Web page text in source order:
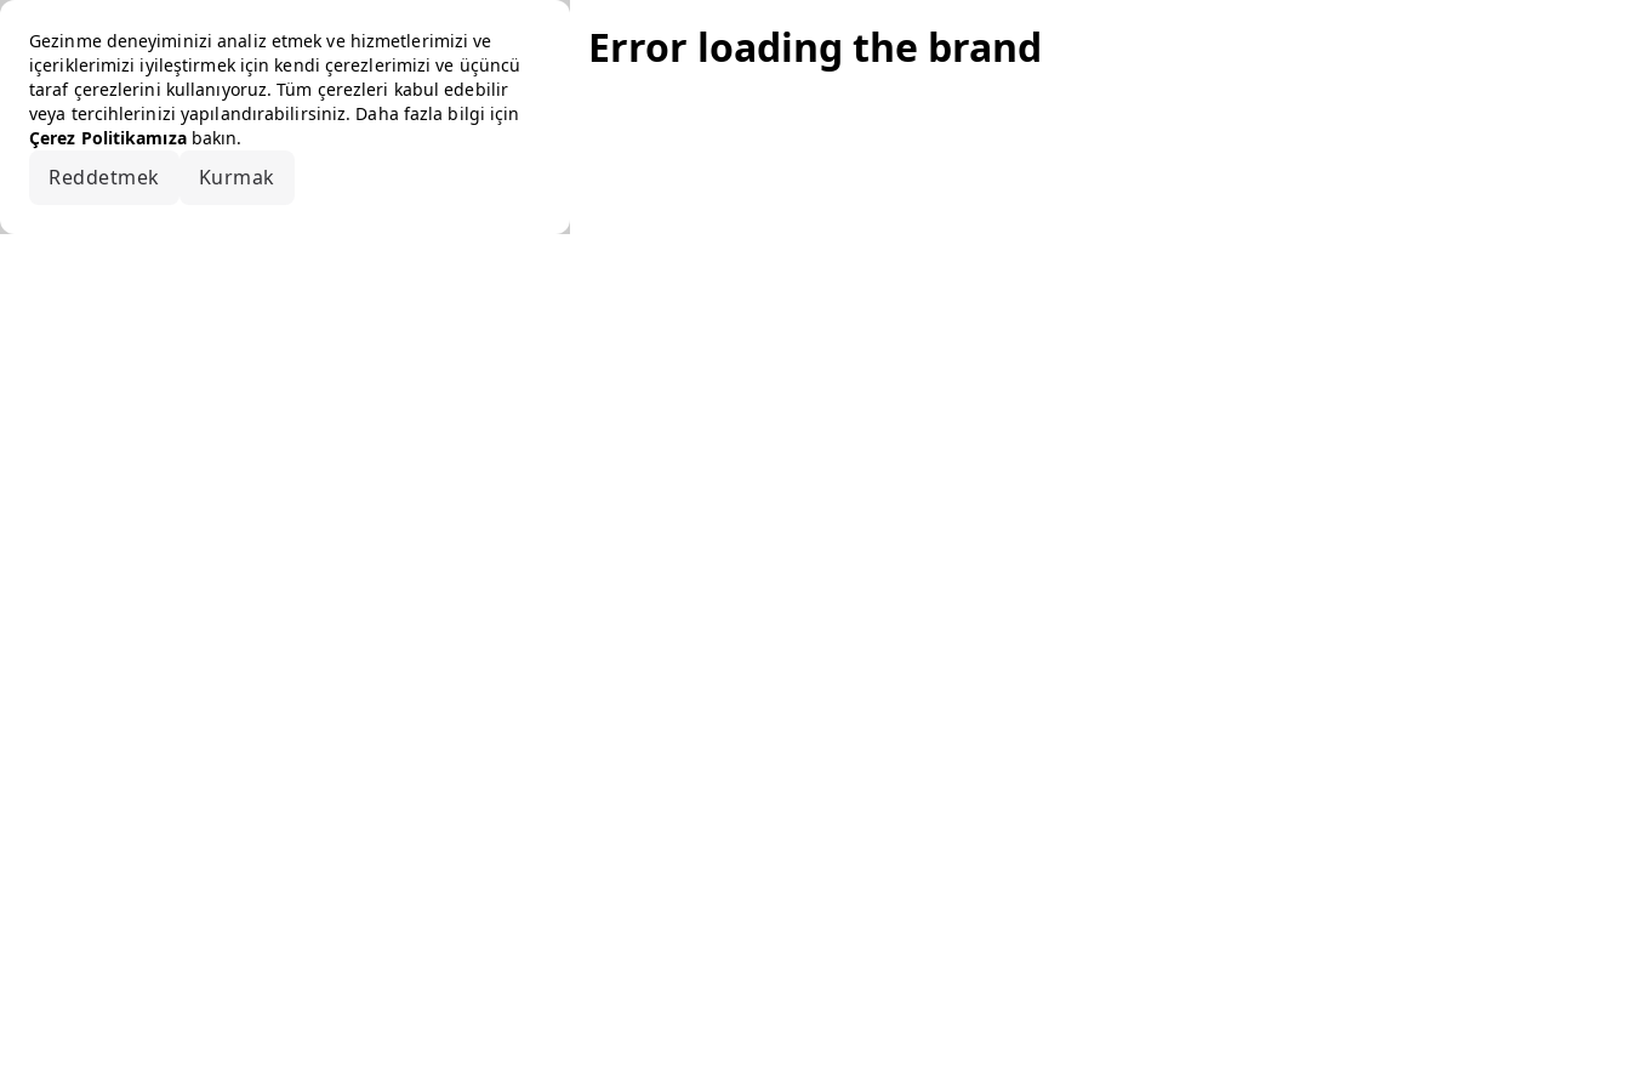
Gezinme deneyiminizi analiz etmek ve hizmetlerimizi ve
içeriklerimizi iyileştirmek için kendi çerezlerimizi ve üçüncü
taraf çerezlerini kullanıyoruz. Tüm çerezleri kabul edebilir
veya tercihlerinizi yapılandırabilirsiniz. Daha fazla bilgi için
Çerez Politikamızabakın.
Reddetmek Kurmak
Error loading the brand